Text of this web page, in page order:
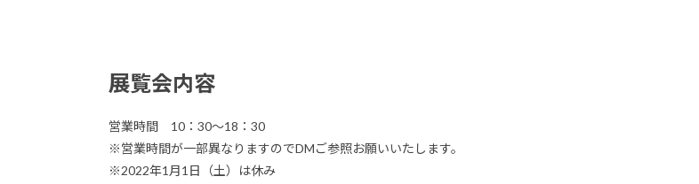
展覧会内容
営業時間 10：30～18：30
※営業時間が一部異なりますのでDMご参照お願いいたします。
※2022年1月1日（土）は休み